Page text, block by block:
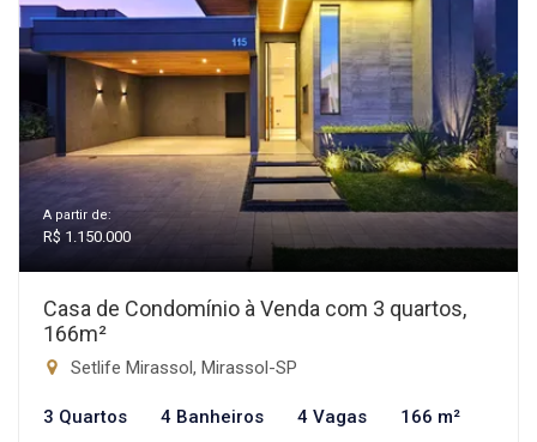
A partir de:
R$ 1.150.000
Casa de Condomínio à Venda com 3 quartos,
166m²
Setlife Mirassol, Mirassol-SP
3 Quartos 4 Banheiros 4 Vagas 166 m²